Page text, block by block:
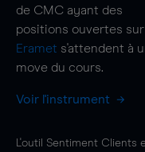
de CMC ayant des
positions ouvertes sur
Eramet s'attendent à
move du cours.
Voir l'instrument
L'outil Sentiment